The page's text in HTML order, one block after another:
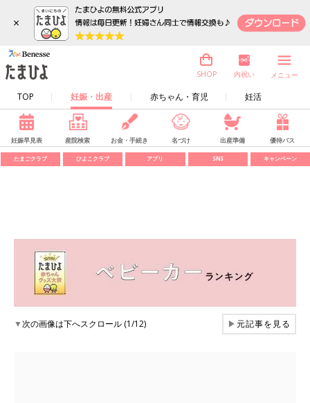
×
TOP 妊娠・出産 赤ちゃん・育児 妊活
SHOP 内祝い メニュー
妊娠早見表 産院検索 お金・手続き 名づけ 出産準備 優待パス
たまごクラブ ひよこクラブ アプリ SNS キャンペーン
▼次の画像は下へスクロール (1/12) ▶元記事を見る